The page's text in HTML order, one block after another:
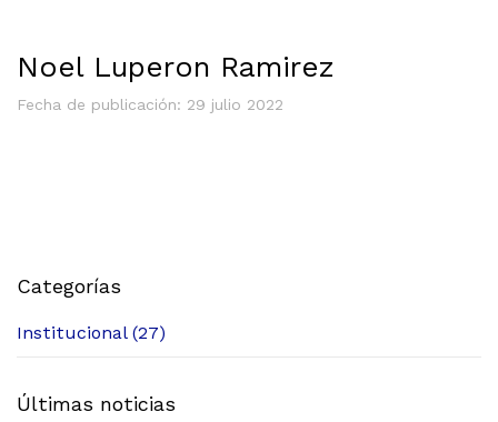
Noel Luperon Ramirez
Fecha de publicación: 29 julio 2022
Categorías
Institucional (27)
Últimas noticias